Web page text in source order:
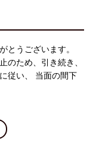
とうございます。
のため、引き続き、
従い、 当面の間下